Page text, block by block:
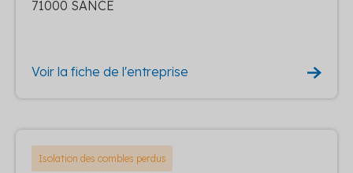
71000 SANCE
Voir la fiche de l'entreprise
Isolation des combles perdus